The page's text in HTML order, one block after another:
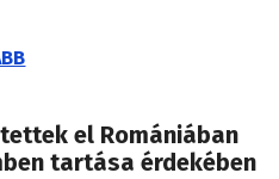
el Romániában
tartása érdekében